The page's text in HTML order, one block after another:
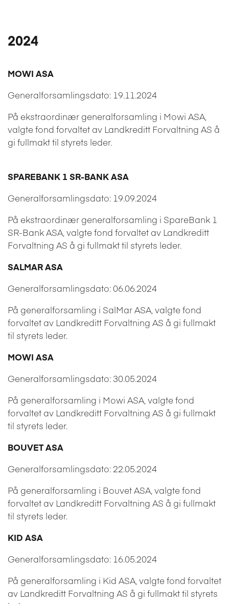
2024
MOWI ASA
Generalforsamlingsdato: 19.11.2024
På ekstraordinær generalforsamling i Mowi ASA,
valgte fond forvaltet av Landkreditt Forvaltning AS å
gi fullmakt til styrets leder.
SPAREBANK 1 SR-BANK ASA
Generalforsamlingsdato: 19.09.2024
På ekstraordinær generalforsamling i SpareBank 1
SR-Bank ASA, valgte fond forvaltet av Landkreditt
Forvaltning AS å gi fullmakt til styrets leder.
SALMAR ASA
Generalforsamlingsdato: 06.06.2024
På generalforsamling i SalMar ASA, valgte fond
forvaltet av Landkreditt Forvaltning AS å gi fullmakt
til styrets leder.
MOWI ASA
Generalforsamlingsdato: 30.05.2024
På generalforsamling i Mowi ASA, valgte fond
forvaltet av Landkreditt Forvaltning AS å gi fullmakt
til styrets leder.
BOUVET ASA
Generalforsamlingsdato: 22.05.2024
På generalforsamling i Bouvet ASA, valgte fond
forvaltet av Landkreditt Forvaltning AS å gi fullmakt
til styrets leder.
KID ASA
Generalforsamlingsdato: 16.05.2024
På generalforsamling i Kid ASA, valgte fond forvaltet
av Landkreditt Forvaltning AS å gi fullmakt til styrets